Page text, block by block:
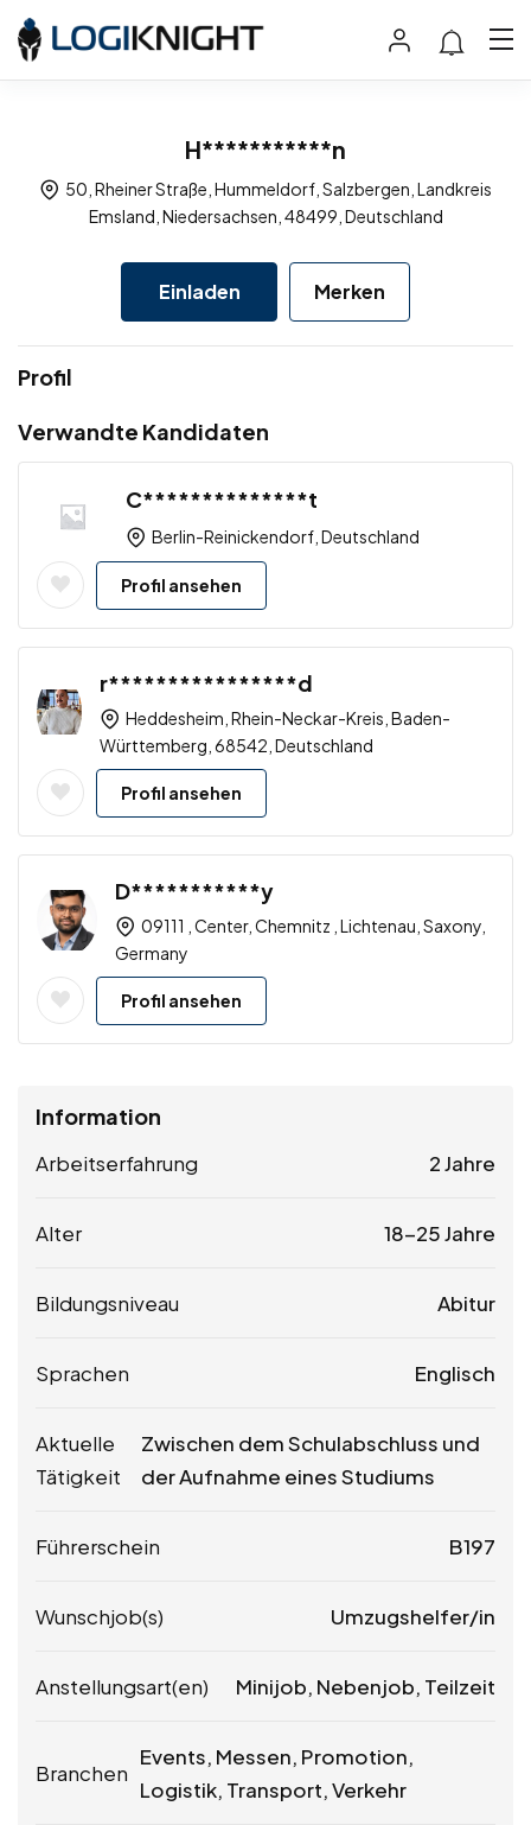
H***********n
50, Rheiner Straße, Hummeldorf, Salzbergen, Landkreis
Emsland, Niedersachsen, 48499, Deutschland
Einladen Merken
Profil
Verwandte Kandidaten
C**************t
Berlin-Reinickendorf, Deutschland
Profil ansehen
r****************d
Heddesheim, Rhein-Neckar-Kreis, Baden-
Württemberg, 68542, Deutschland
Profil ansehen
D***********y
09111 , Center, Chemnitz , Lichtenau, Saxony,
Germany
Profil ansehen
Information
Arbeitserfahrung 2 Jahre
Alter 18-25 Jahre
Bildungsniveau Abitur
Sprachen Englisch
Aktuelle
Tätigkeit
Zwischen dem Schulabschluss und
der Aufnahme eines Studiums
Führerschein B197
Wunschjob(s) Umzugshelfer/in
Anstellungsart(en) Minijob, Nebenjob, Teilzeit
Branchen
Events, Messen, Promotion,
Logistik, Transport, Verkehr